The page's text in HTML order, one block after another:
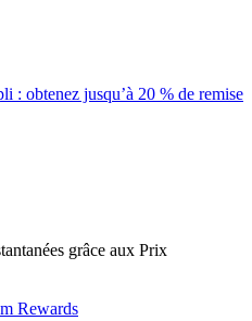
: obtenez jusqu’à 20 % de remise
grâce aux Prix
Rewards